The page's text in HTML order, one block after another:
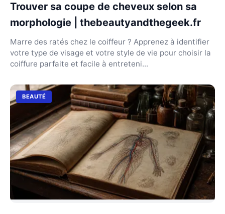
Trouver sa coupe de cheveux selon sa
morphologie | thebeautyandthegeek.fr
Marre des ratés chez le coiffeur ? Apprenez à identifier
votre type de visage et votre style de vie pour choisir la
coiffure parfaite et facile à entreteni...
BEAUTÉ